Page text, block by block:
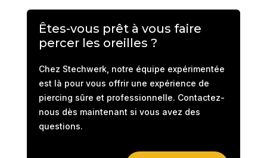
Êtes-vous prêt à vous faire
percer les oreilles ?
Chez Stechwerk, notre équipe expérimentée
est là pour vous offrir une expérience de
piercing sûre et professionnelle. Contactez-
nous dès maintenant si vous avez des
questions.